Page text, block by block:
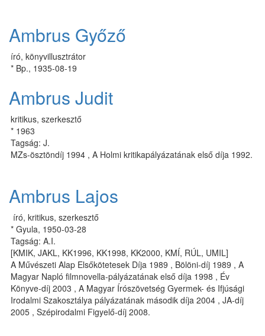
Ambrus Győző
író, könyvillusztrátor
* Bp., 1935-08-19
Ambrus Judit
kritikus, szerkesztő
* 1963
Tagság: J.
MZs-ösztöndíj 1994 , A Hol­mi kri­ti­ka­pá­lyá­za­tá­nak el­ső dí­ja 1992.
Ambrus Lajos
író, kritikus, szerkesztő
* Gyula, 1950-03-28
Tagság: A.I.
[KMIK, JAKL, KK1996, KK1998, KK2000, KMÍ, RÚL, UMIL]
A Művé­sze­ti Alap El­sőkö­te­te­sek Dí­ja 1989 , Bölöni-díj 1989 , A
Ma­gyar Nap­ló film­no­vel­la-pá­lyá­za­tá­nak el­ső dí­ja 1998 , Év
Könyve-díj 2003 , A Magyar Írószövetség Gyermek- és Ifjúsági
Irodalmi Szakosztálya pályázatának második díja 2004 , JA-díj
2005 , Szépirodalmi Figyelő-díj 2008.